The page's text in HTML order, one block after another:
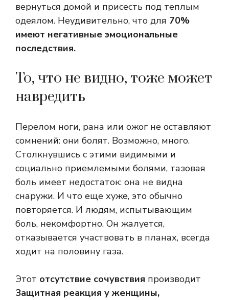
вернуться домой и присесть под теплым
одеялом. Неудивительно, что для 70%
имеют негативные эмоциональные
последствия.
То, что не видно, тоже может
навредить
Перелом ноги, рана или ожог не оставляют
сомнений: они болят. Возможно, много.
Столкнувшись с этими видимыми и
социально приемлемыми болями, тазовая
боль имеет недостаток: она не видна
снаружи. И что еще хуже, это обычно
повторяется. И людям, испытывающим
боль, некомфортно. Он жалуется,
отказывается участвовать в планах, всегда
ходит на половину газа.
Этот отсутствие сочувствия производит
Защитная реакция у женщины,